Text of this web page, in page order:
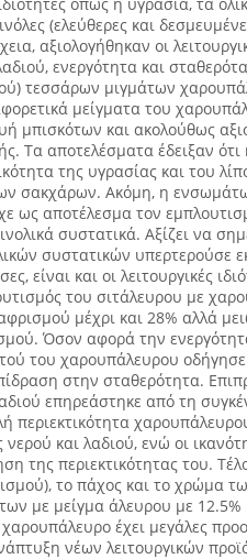
(ελεύθερες και
αξιολογήθηκαν οι
ενεργότητα και σταθερότα
τεσσάρων μιγμάτων
μείγματα του
μπισκότων και ακολούθως
Τα αποτελέσματα έδειξαν
της υγρασίας και του
σακχάρων. Ακόμη, η
ως αποτέλεσμα τον
συστατικά. Αξίζει να
συστατικών υπερτερούσε
είναι και οι λειτουργικές
του σιτάλευρου με
μέχρι και 28% αλλά
Όσον αφορά την
του χαρουπάλευρου
στην σταθερότητα.
επηρεάστηκε από τη
και λαδιού, ενώ οι
της περιεκτικότητας του.
το πάχος και το χρώμα
με μείγμα άλευρου με 12.5%
έχει μεγάλες
νέων λειτουργικών